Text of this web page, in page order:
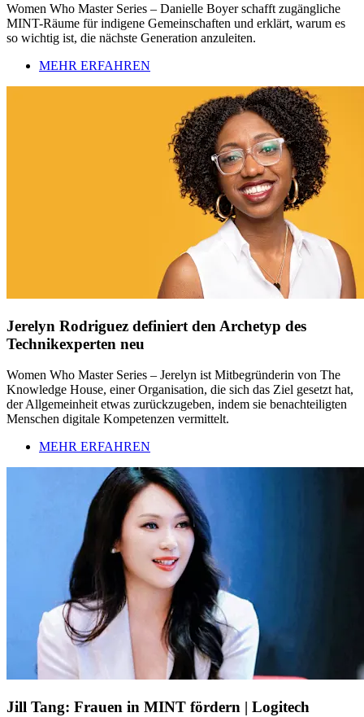
Women Who Master Series – Danielle Boyer schafft zugängliche
MINT-Räume für indigene Gemeinschaften und erklärt, warum es
so wichtig ist, die nächste Generation anzuleiten.
MEHR ERFAHREN
Jerelyn Rodriguez definiert den Archetyp des
Technikexperten neu
Women Who Master Series – Jerelyn ist Mitbegründerin von The
Knowledge House, einer Organisation, die sich das Ziel gesetzt hat,
der Allgemeinheit etwas zurückzugeben, indem sie benachteiligten
Menschen digitale Kompetenzen vermittelt.
MEHR ERFAHREN
Jill Tang: Frauen in MINT fördern | Logitech